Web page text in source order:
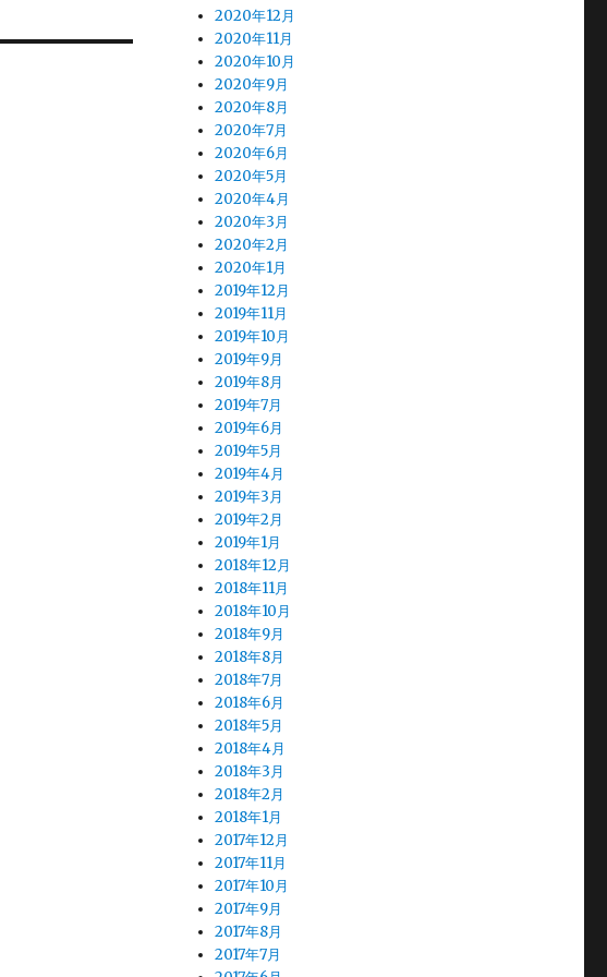
2020年12月
2020年11月
2020年10月
2020年9月
2020年8月
2020年7月
2020年6月
2020年5月
2020年4月
2020年3月
2020年2月
2020年1月
2019年12月
2019年11月
2019年10月
2019年9月
2019年8月
2019年7月
2019年6月
2019年5月
2019年4月
2019年3月
2019年2月
2019年1月
2018年12月
2018年11月
2018年10月
2018年9月
2018年8月
2018年7月
2018年6月
2018年5月
2018年4月
2018年3月
2018年2月
2018年1月
2017年12月
2017年11月
2017年10月
2017年9月
2017年8月
2017年7月